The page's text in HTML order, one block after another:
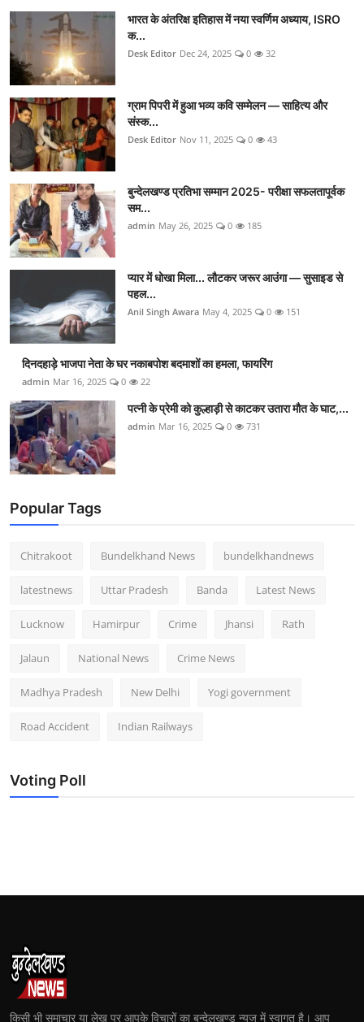
भारत के अंतरिक्ष इतिहास में नया स्वर्णिम अध्याय, ISRO
क...
Desk Editor Dec 24, 2025 0 32
ग्राम पिपरी में हुआ भव्य कवि सम्मेलन — साहित्य और
संस्क...
Desk Editor Nov 11, 2025 0 43
बुन्देलखण्ड प्रतिभा सम्मान 2025- परीक्षा सफलतापूर्वक
सम...
admin May 26, 2025 0 185
प्यार में धोखा मिला... लौटकर जरूर आउंगा — सुसाइड से
पहल...
Anil Singh Awara May 4, 2025 0 151
दिनदहाड़े भाजपा नेता के घर नकाबपोश बदमाशों का हमला, फायरिंग
admin Mar 16, 2025 0 22
पत्नी के प्रेमी को कुल्हाड़ी से काटकर उतारा मौत के घाट,...
admin Mar 16, 2025 0 731
Popular Tags
Chitrakoot Bundelkhand News bundelkhandnews
latestnews Uttar Pradesh Banda Latest News
Lucknow Hamirpur Crime Jhansi Rath
Jalaun National News Crime News
Madhya Pradesh New Delhi Yogi government
Road Accident Indian Railways
Voting Poll
किसी भी समाचार या लेख पर आपके विचारों का बुन्देलखण्ड न्यूज में स्वागत है। आप